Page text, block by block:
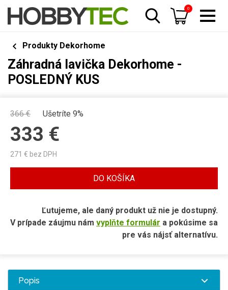
0
Produkty Dekorhome
Záhradná lavička Dekorhome -
POSLEDNÝ KUS
366€ Ušetríte 9%
333 €
271 € bez DPH
DO KOŠÍKA
Ľutujeme, ale daný produkt už nie je dostupný.
V prípade záujmu nám vyplňte formulár a pokúsime sa
pre vás nájsť alternatívu.
Popis